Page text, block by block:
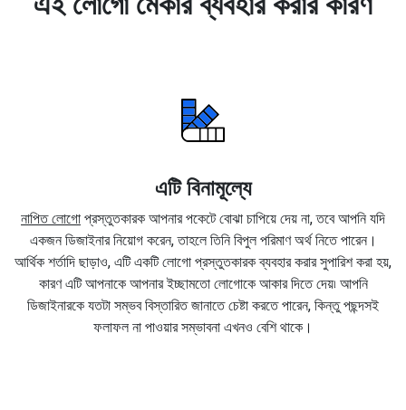
এটি বিনামূল্যে
নাপিত লোগো প্রস্তুতকারক আপনার পকেটে বোঝা চাপিয়ে দেয় না, তবে আপনি যদি
একজন ডিজাইনার নিয়োগ করেন, তাহলে তিনি বিপুল পরিমাণ অর্থ নিতে পারেন।
আর্থিক শর্তাদি ছাড়াও, এটি একটি লোগো প্রস্তুতকারক ব্যবহার করার সুপারিশ করা হয়,
কারণ এটি আপনাকে আপনার ইচ্ছামতো লোগোকে আকার দিতে দেয়৷ আপনি
ডিজাইনারকে যতটা সম্ভব বিস্তারিত জানাতে চেষ্টা করতে পারেন, কিন্তু পছন্দসই
ফলাফল না পাওয়ার সম্ভাবনা এখনও বেশি থাকে।